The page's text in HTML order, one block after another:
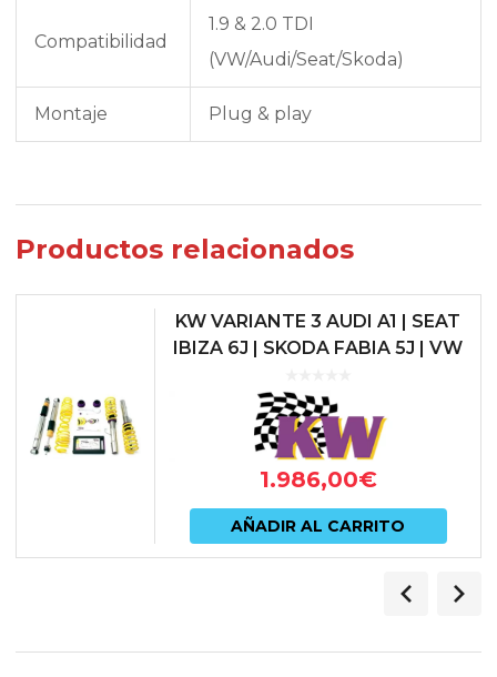
Compatibilidad
1.9 & 2.0 TDI
(VW/Audi/Seat/Skoda)
Montaje Plug & play
Productos relacionados
KW VARIANTE 3 AUDI A1 | SEAT
IBIZA 6J | SKODA FABIA 5J | VW
1.986,00€
AÑADIR AL CARRITO